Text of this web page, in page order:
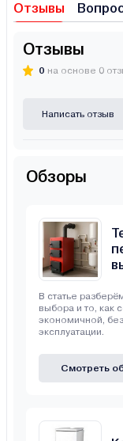
Отзывы
Отзывы
0 на основе 0
Написать отзыв
Обзоры
В статье
выбора и то, как
экономичной,
эксплуатации.
Смотреть